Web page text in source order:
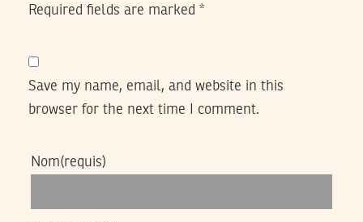
Required fields are marked *
Save my name, email, and website in this
browser for the next time I comment.
Nom(requis)